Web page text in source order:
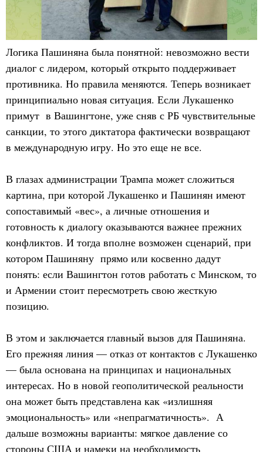
Логика Пашиняна была понятной: невозможно вести
диалог с лидером, который открыто поддерживает
противника. Но правила меняются. Теперь возникает
принципиально новая ситуация. Если Лукашенко
примут в Вашингтоне, уже сняв с РБ чувствительные
санкции, то этого диктатора фактически возвращают
в международную игру. Но это еще не все.
В глазах администрации Трампа может сложиться
картина, при которой Лукашенко и Пашинян имеют
сопоставимый «вес», а личные отношения и
готовность к диалогу оказываются важнее прежних
конфликтов. И тогда вполне возможен сценарий, при
котором Пашиняну прямо или косвенно дадут
понять: если Вашингтон готов работать с Минском, то
и Армении стоит пересмотреть свою жесткую
позицию.
В этом и заключается главный вызов для Пашиняна.
Его прежняя линия — отказ от контактов с Лукашенко
— была основана на принципах и национальных
интересах. Но в новой геополитической реальности
она может быть представлена как «излишняя
эмоциональность» или «непрагматичность». А
дальше возможны варианты: мягкое давление со
стороны США и намеки на необходимость